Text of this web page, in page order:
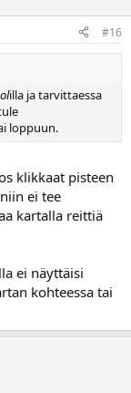
#16
illa ja tarvittaessa
loppuun.
klikkaat pisteen
ei tee
kartalla reittiä
ei näyttäisi
kohteessa tai